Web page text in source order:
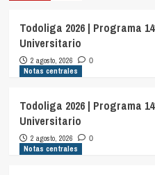
Todoliga 2026 | Programa
Universitario
2 agosto, 2026 0
Notas centrales
Todoliga 2026 | Programa
Universitario
2 agosto, 2026 0
Notas centrales